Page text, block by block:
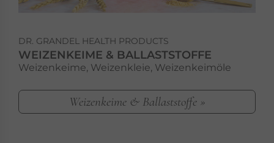
DR. GRANDEL HEALTH PRODUCTS
WEIZENKEIME & BALLASTSTOFFE
Weizenkeime, Weizenkleie, Weizenkeimöle
Weizenkeime & Ballaststoffe »